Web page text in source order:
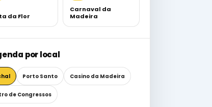
da Flor
Carnaval da
Madeira
por local
Porto Santo Casino da Madeira
de Congressos